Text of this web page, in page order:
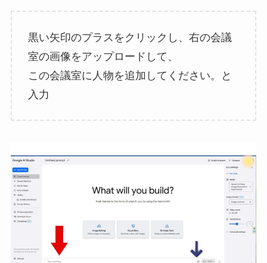
黒い矢印のプラスをクリックし、右の会議
室の画像をアップロードして、
この会議室に人物を追加してください。と
入力